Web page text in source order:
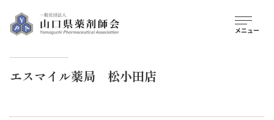
エスマイル薬局 松小田店